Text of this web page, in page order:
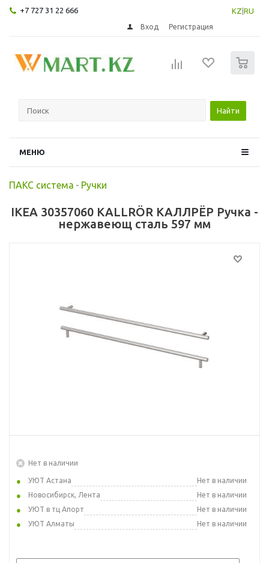
+7 727 31 22 666 KZ RU
Вход Регистрация
Найти
МЕНЮ
ПАКС система - Ручки
IKEA 30357060 KALLRÖR КАЛЛРЁР Ручка -
нержавеющ сталь 597 мм
Нет в наличии
УЮТ Астана
Нет в наличии
Новосибирск, Лента
Нет в наличии
УЮТ в тц Апорт
Нет в наличии
УЮТ Алматы
Нет в наличии